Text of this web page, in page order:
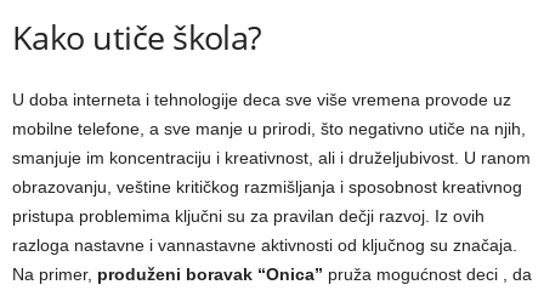
Kako utiče škola?
U doba interneta i tehnologije deca sve više vremena provode uz
mobilne telefone, a sve manje u prirodi, što negativno utiče na njih,
smanjuje im koncentraciju i kreativnost, ali i druželjubivost. U ranom
obrazovanju, veštine kritičkog razmišljanja i sposobnost kreativnog
pristupa problemima ključni su za pravilan dečji razvoj. Iz ovih
razloga nastavne i vannastavne aktivnosti od ključnog su značaja.
Na primer, produženi boravak “Onica” pruža mogućnost deci , da